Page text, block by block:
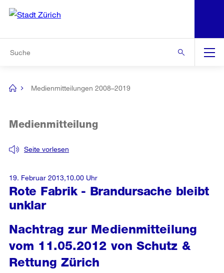
Navigation
[no
Medienmitteilungen 2008–2019
Rote Fabrik - Brandursache bleibt
unklar
Seite vorlesen
Medienmitteilung
Nachtrag zur Medienmitteilung
vom 11.05.2012 von Schutz &
Rettung Zürich
19. Februar 2013,10.00 Uhr